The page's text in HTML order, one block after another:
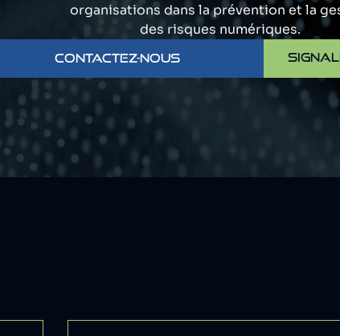
organisations dans la prévention et la
des risques numériques.
CONTACTEZ-NOUS